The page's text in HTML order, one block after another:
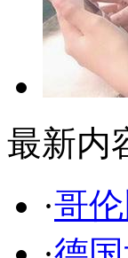
最新内
·哥